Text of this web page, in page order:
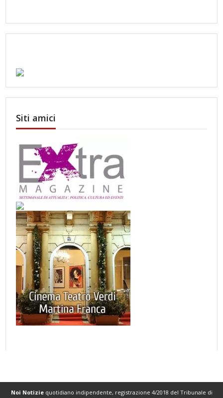
Siti amici
Noi Notiziequotidiano indipendente, registrazione 4/2018 del Tribunale di